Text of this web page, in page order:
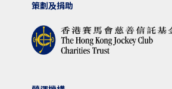
策劃及捐助